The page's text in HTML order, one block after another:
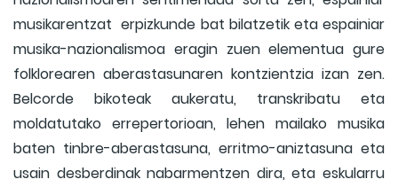
musikarentzat erpizkunde bat bilatzetik eta espainiar
musika-nazionalismoa eragin zuen elementua gure
folklorearen aberastasunaren kontzientzia izan zen.
Belcorde bikoteak aukeratu, transkribatu eta
moldatutako errepertorioan, lehen mailako musika
baten tinbre-aberastasuna, erritmo-aniztasuna eta
usain desberdinak nabarmentzen dira, eta eskularru